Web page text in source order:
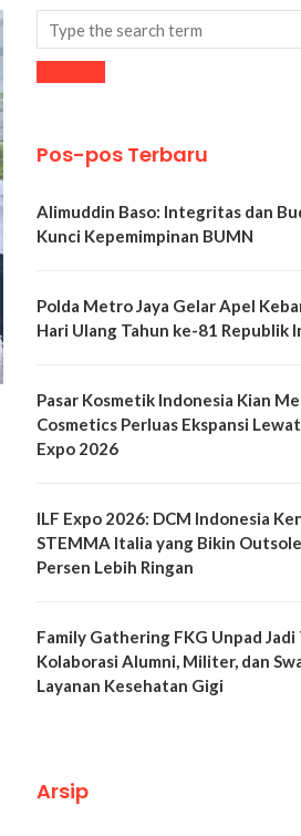
Pos-pos Terbaru
Alimuddin Baso: Integritas dan
Kunci Kepemimpinan BUMN
Polda Metro Jaya Gelar Apel
Hari Ulang Tahun ke-81 Republik
Pasar Kosmetik Indonesia Kian
Cosmetics Perluas Ekspansi
Expo 2026
ILF Expo 2026: DCM Indonesia
STEMMA Italia yang Bikin
Persen Lebih Ringan
Family Gathering FKG Unpad
Kolaborasi Alumni, Militer, dan
Layanan Kesehatan Gigi
Arsip